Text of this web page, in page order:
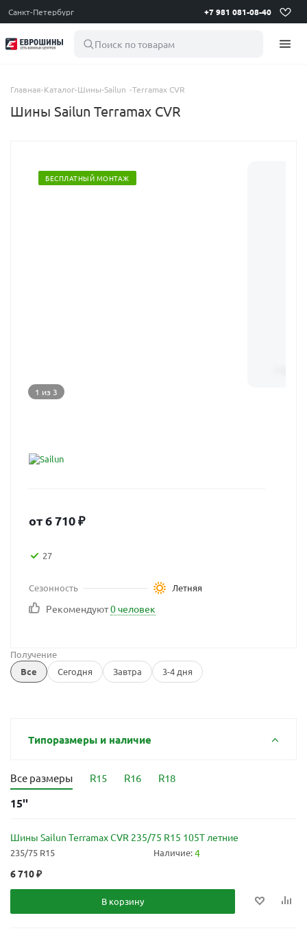
Санкт-Петербург +7 981 081-08-40
Поиск по товарам
Главная-Каталог-Шины-Sailun -Terramax CVR
Шины Sailun Terramax CVR
БЕСПЛАТНЫЙ МОНТАЖ
1 из 3
от6 710₽
27
Сезонность Летняя
Рекомендуют0 человек
Получение
Все
Сегодня Завтра 3-4 дня
Типоразмеры и наличие
Все размеры R15 R16 R18
15''
Шины Sailun Terramax CVR 235/75 R15 105T летние
235/75 R15 Наличие:4
6 710₽
В корзину